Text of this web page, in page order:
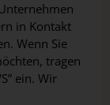
in Kontakt
Wenn Sie
tragen
ein. Wir